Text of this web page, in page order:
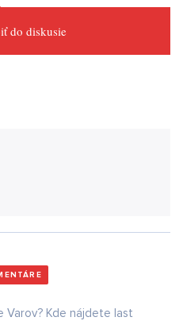
do diskusie
Varov? Kde nájdete last